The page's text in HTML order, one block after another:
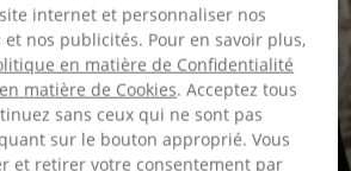
internet et personnaliser nos
nos publicités. Pour en savoir plus,
en matière de Confidentialité
matière de Cookies. Acceptez tous
sans ceux qui ne sont pas
sur le bouton approprié. Vous
et retirer votre consentement par